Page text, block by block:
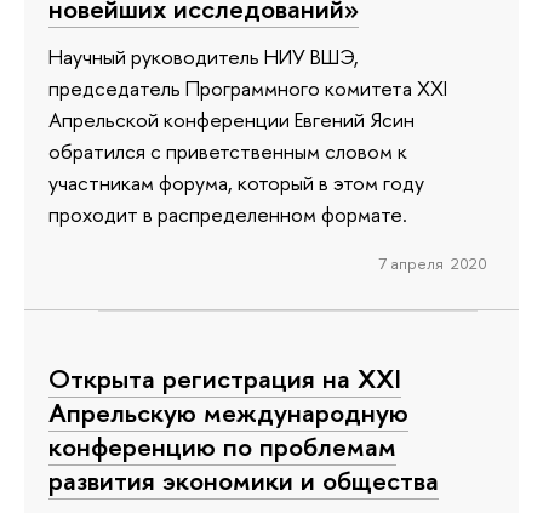
новейших исследований»
Научный руководитель НИУ ВШЭ,
председатель Программного комитета XXI
Апрельской конференции Евгений Ясин
обратился с приветственным словом к
участникам форума, который в этом году
проходит в распределенном формате.
7 апреля 2020
Открыта регистрация на XXI
Апрельскую международную
конференцию по проблемам
развития экономики и общества